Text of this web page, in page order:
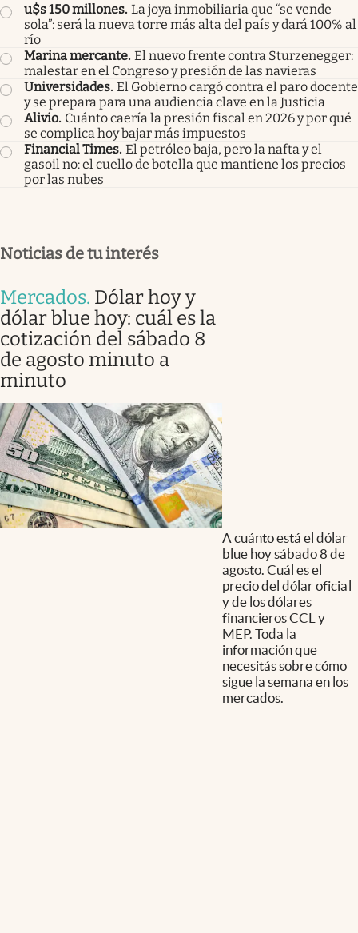
u$s 150 millones. La joya inmobiliaria que “se vende
sola”: será la nueva torre más alta del país y dará 100% al
río
Marina mercante. El nuevo frente contra Sturzenegger:
malestar en el Congreso y presión de las navieras
Universidades. El Gobierno cargó contra el paro docente
y se prepara para una audiencia clave en la Justicia
Alivio. Cuánto caería la presión fiscal en 2026 y por qué
se complica hoy bajar más impuestos
Financial Times. El petróleo baja, pero la nafta y el
gasoil no: el cuello de botella que mantiene los precios
por las nubes
Noticias de tu interés
Mercados. Dólar hoy y
dólar blue hoy: cuál es la
cotización del sábado 8
de agosto minuto a
minuto
A cuánto está el dólar
blue hoy sábado 8 de
agosto. Cuál es el
precio del dólar oficial
y de los dólares
financieros CCL y
MEP. Toda la
información que
necesitás sobre cómo
sigue la semana en los
mercados.